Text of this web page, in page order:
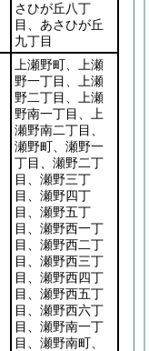
さひが丘八丁
目、あさひが丘
九丁目
上瀬野町、上瀬
野一丁目、上瀬
野二丁目、上瀬
野南一丁目、上
瀬野南二丁目、
瀬野町、瀬野一
丁目、瀬野二丁
目、瀬野三丁
目、瀬野四丁
目、瀬野五丁
目、瀬野西一丁
目、瀬野西二丁
目、瀬野西三丁
目、瀬野西四丁
目、瀬野西五丁
目、瀬野西六丁
目、瀬野南一丁
目、瀬野南町、